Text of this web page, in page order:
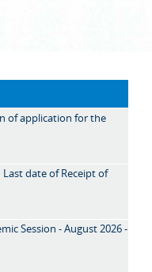
of application for the
date of Receipt of
Session - August 2026 -